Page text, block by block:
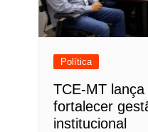
Política
TCE-MT
fortalecer
institucional